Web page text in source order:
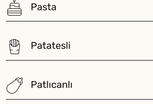
Pasta
Patatesli
Patlıcanlı